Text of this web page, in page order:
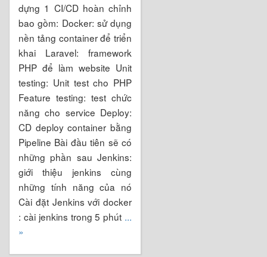
dựng 1 CI/CD hoàn chỉnh
bao gồm: Docker: sử dụng
nền tảng container để triển
khai Laravel: framework
PHP để làm website Unit
testing: Unit test cho PHP
Feature testing: test chức
năng cho service Deploy:
CD deploy container bằng
Pipeline Bài đầu tiên sẽ có
những phần sau Jenkins:
giới thiệu jenkins cùng
những tính năng của nó
Cài đặt Jenkins với docker
: cài jenkins trong 5 phút ...
»